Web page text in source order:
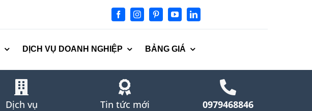
DỊCH VỤ DOANH NGHIỆP BẢNG GIÁ
Dịch vụ Tin tức mới 0979468846